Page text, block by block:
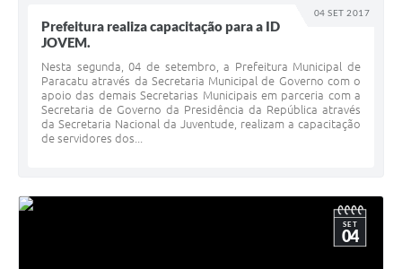
04 SET 2017
Prefeitura realiza capacitação para a ID
JOVEM.
Nesta segunda, 04 de setembro, a Prefeitura Municipal de
Paracatu através da Secretaria Municipal de Governo com o
apoio das demais Secretarias Municipais em parceria com a
Secretaria de Governo da Presidência da República através
da Secretaria Nacional da Juventude, realizam a capacitação
de servidores dos...
SET
04